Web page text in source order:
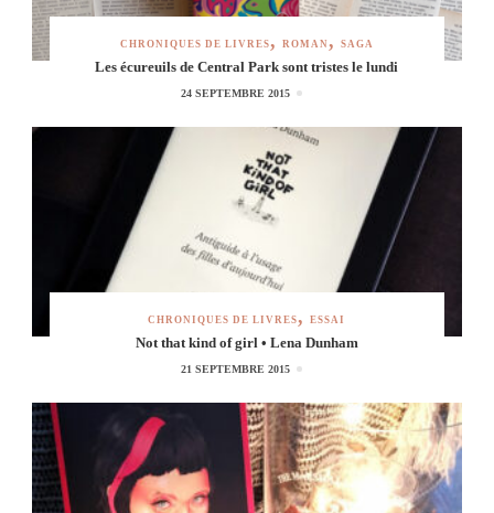
CHRONIQUES DE LIVRES ROMAN SAGA
Les écureuils de Central Park sont tristes le lundi
24 SEPTEMBRE 2015
CHRONIQUES DE LIVRES ESSAI
Not that kind of girl • Lena Dunham
21 SEPTEMBRE 2015